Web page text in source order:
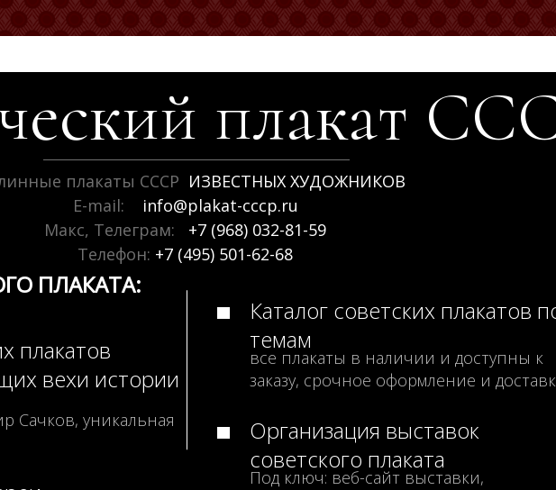
плакат
плакаты СССР ИЗВЕСТНЫХ ХУДОЖНИКОВ
E-mail:
info@plakat-cccp.ru
Макс, Телеграм:
+7 (968) 032-81-59
Телефон: +7 (495) 501-62-68
ПЛАКАТА:
плакатов
вехи истории
Сачков, уникальная
Каталог советских плакатов
темам
все плакаты в наличии и доступны к
заказу, срочное оформление и
Организация выставок
советского плаката
Под ключ: веб-сайт выставки,